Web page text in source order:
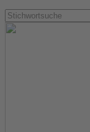
Suchen: